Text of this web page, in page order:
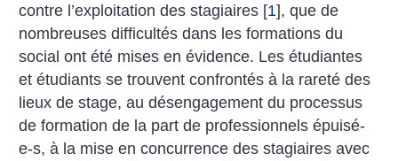
contre l’exploitation des stagiaires [1], que de
nombreuses difficultés dans les formations du
social ont été mises en évidence. Les étudiantes
et étudiants se trouvent confrontés à la rareté des
lieux de stage, au désengagement du processus
de formation de la part de professionnels épuisé-
e-s, à la mise en concurrence des stagiaires avec